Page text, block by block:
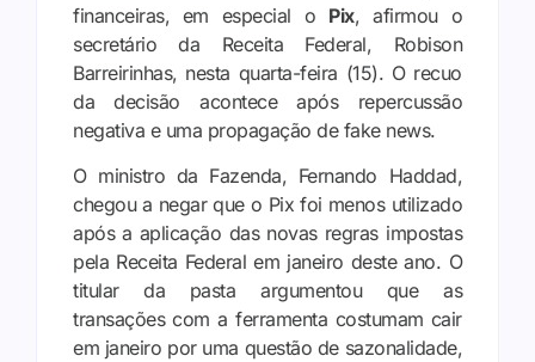
financeiras, em especial o Pix, afirmou o
secretário da Receita Federal, Robison
Barreirinhas, nesta quarta-feira (15). O recuo
da decisão acontece após repercussão
negativa e uma propagação de fake news.
O ministro da Fazenda, Fernando Haddad,
chegou a negar que o Pix foi menos utilizado
após a aplicação das novas regras impostas
pela Receita Federal em janeiro deste ano. O
titular da pasta argumentou que as
transações com a ferramenta costumam cair
em janeiro por uma questão de sazonalidade,